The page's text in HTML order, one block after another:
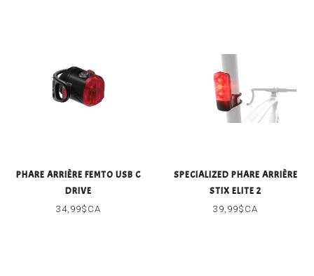
PHARE ARRIÈRE FEMTO USB C
DRIVE
34,99$CA
SPECIALIZED PHARE ARRIÈRE
STIX ELITE 2
39,99$CA